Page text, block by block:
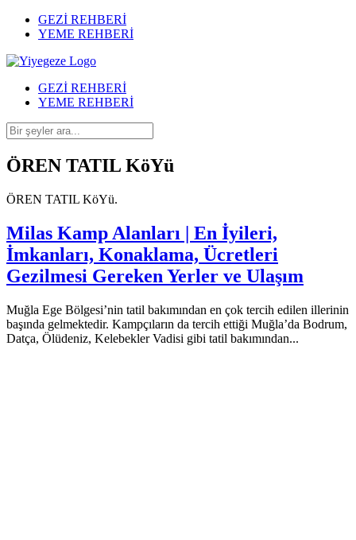
GEZİ REHBERİ
YEME REHBERİ
GEZİ REHBERİ
YEME REHBERİ
ÖREN TATIL KöYü
ÖREN TATIL KöYü.
Milas Kamp Alanları | En İyileri,
İmkanları, Konaklama, Ücretleri
Gezilmesi Gereken Yerler ve Ulaşım
Muğla Ege Bölgesi’nin tatil bakımından en çok tercih edilen illerinin
başında gelmektedir. Kampçıların da tercih ettiği Muğla’da Bodrum,
Datça, Ölüdeniz, Kelebekler Vadisi gibi tatil bakımından...